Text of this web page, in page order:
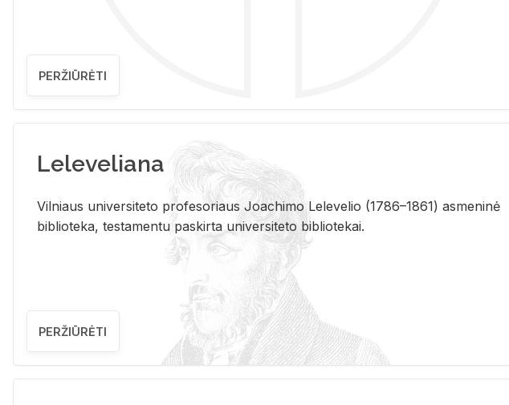
PERŽIŪRĖTI
Leleveliana
Vil­niaus uni­ver­si­te­to pro­fe­so­riaus Jo­a­chi­mo Le­le­ve­lio (1786–1861) as­me­ni­nė
bi­b­lio­te­ka, te­sta­men­tu pa­skir­ta uni­ver­si­te­to bi­b­lio­te­kai.
PERŽIŪRĖTI